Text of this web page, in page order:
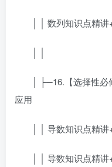
│ │ 数列知识点精
│ ├─16.【选择性
应用
│ │ 导数知识点精
│ │ 导数知识点精